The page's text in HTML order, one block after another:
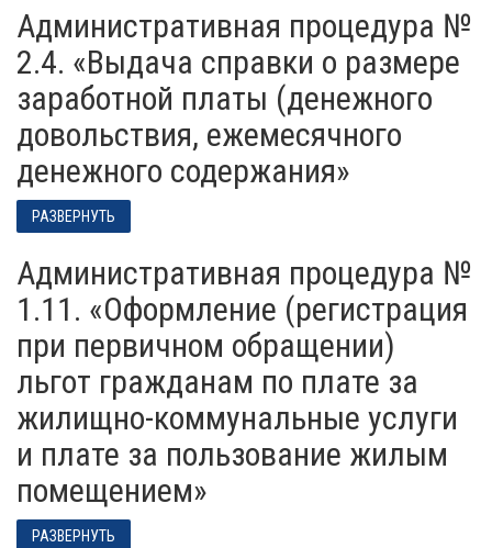
Административная процедура №
2.4. «Выдача справки о размере
заработной платы (денежного
довольствия, ежемесячного
денежного содержания»
РАЗВЕРНУТЬ
Административная процедура №
1.11. «Оформление (регистрация
при первичном обращении)
льгот гражданам по плате за
жилищно-коммунальные услуги
и плате за пользование жилым
помещением»
РАЗВЕРНУТЬ